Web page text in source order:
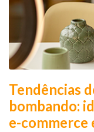
Tendências
bombando:
e-commerce